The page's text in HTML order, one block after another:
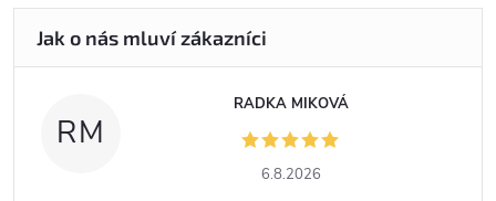
RM
RADKA MIKOVÁ
6.8.2026